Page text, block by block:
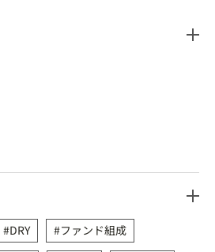
DRY
ファンド組成